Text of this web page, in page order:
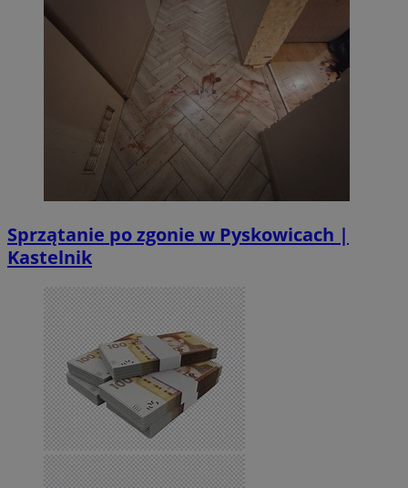
Sprzątanie po zgonie w Pyskowicach |
Kastelnik